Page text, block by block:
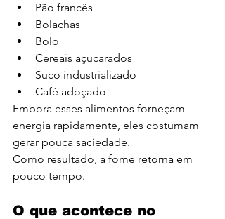
Pão francês
Bolachas
Bolo
Cereais açucarados
Suco industrializado
Café adoçado
Embora esses alimentos forneçam
energia rapidamente, eles costumam
gerar pouca saciedade.
Como resultado, a fome retorna em
pouco tempo.
O que acontece no